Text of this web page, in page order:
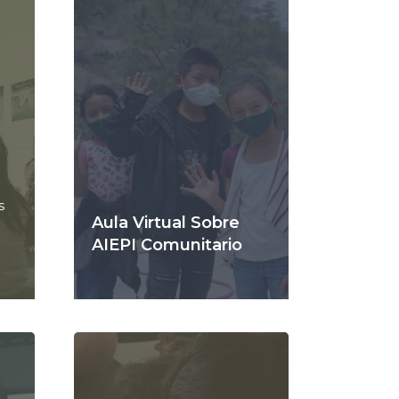
Aula Virtual Sobre
AIEPI Comunitario